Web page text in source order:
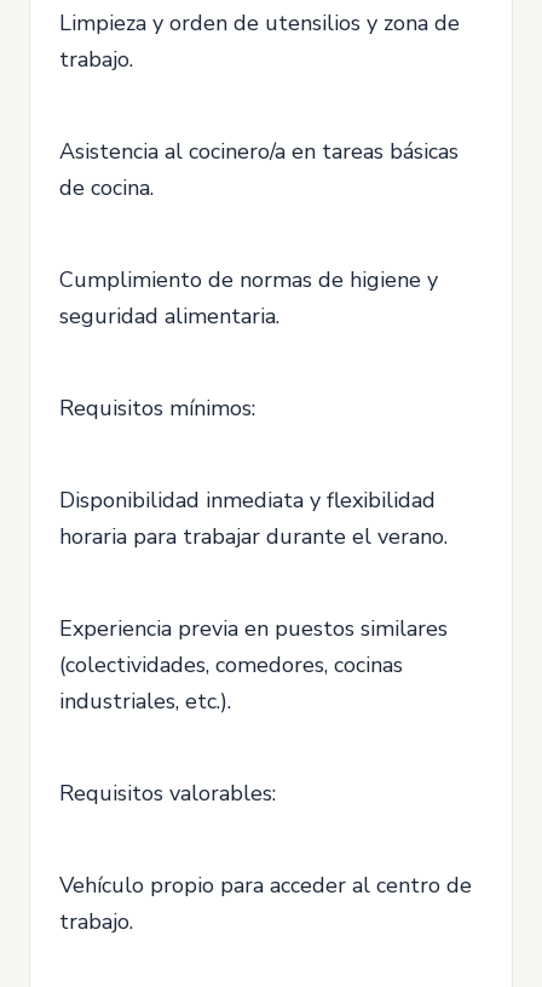
Limpieza y orden de utensilios y zona de
trabajo.
Asistencia al cocinero/a en tareas básicas
de cocina.
Cumplimiento de normas de higiene y
seguridad alimentaria.
Requisitos mínimos:
Disponibilidad inmediata y flexibilidad
horaria para trabajar durante el verano.
Experiencia previa en puestos similares
(colectividades, comedores, cocinas
industriales, etc.).
Requisitos valorables:
Vehículo propio para acceder al centro de
trabajo.